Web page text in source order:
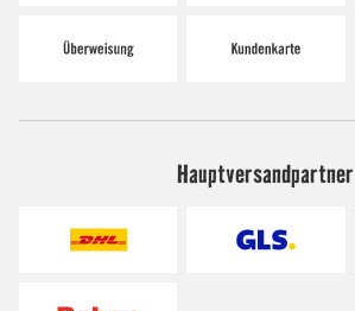
Hauptversandpartner